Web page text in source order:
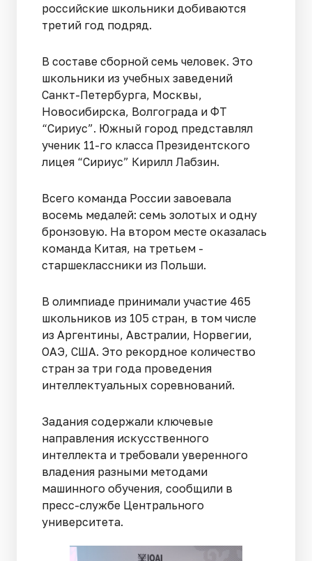
российские школьники добиваются
третий год подряд.
В составе сборной семь человек. Это
школьники из учебных заведений
Санкт-Петербурга, Москвы,
Новосибирска, Волгограда и ФТ
“Сириус”. Южный город представлял
ученик 11-го класса Президентского
лицея “Сириус” Кирилл Лабзин.
Всего команда России завоевала
восемь медалей: семь золотых и одну
бронзовую. На втором месте оказалась
команда Китая, на третьем -
старшеклассники из Польши.
В олимпиаде принимали участие 465
школьников из 105 стран, в том числе
из Аргентины, Австралии, Норвегии,
ОАЭ, США. Это рекордное количество
стран за три года проведения
интеллектуальных соревнований.
Задания содержали ключевые
направления искусственного
интеллекта и требовали уверенного
владения разными методами
машинного обучения, сообщили в
пресс-службе Центрального
университета.